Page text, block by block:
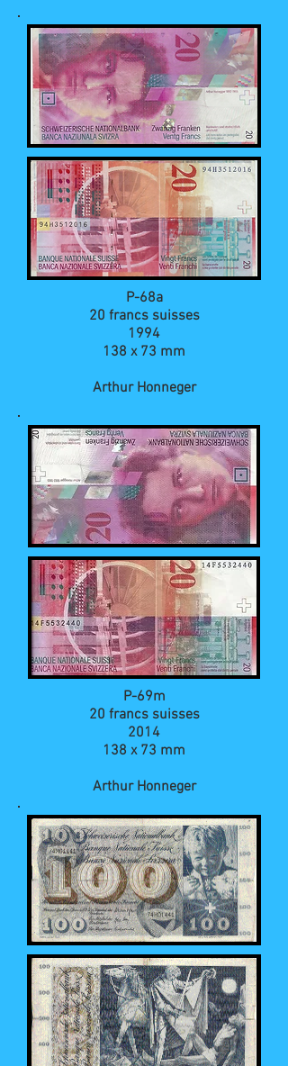
P-68a
20 francs suisses
1994
138 x 73 mm
Arthur Honneger
P-69m
20 francs suisses
2014
138 x 73 mm
Arthur Honneger